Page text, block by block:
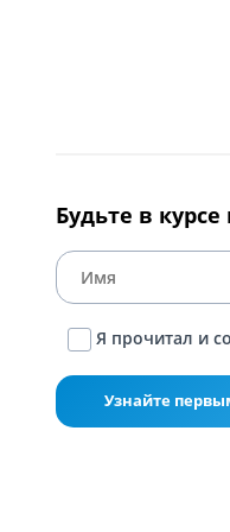
Будьте в
Я прочитал и
Узнайте